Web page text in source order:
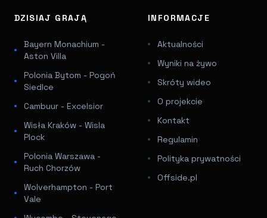
DZISIAJ GRAJĄ
Bayern Monachium -
Aston Villa
Polonia Bytom - Pogoń
Siedlce
Cambuur - Excelsior
Wisła Kraków - Wisla
Plock
Polonia Warszawa -
Ruch Chorzów
Wolverhampton - Port
Vale
INFORMACJE
Aktualności
Wyniki na żywo
Skróty wideo
O projekcie
Kontakt
Regulamin
Polityka prywatności
Offside.pl